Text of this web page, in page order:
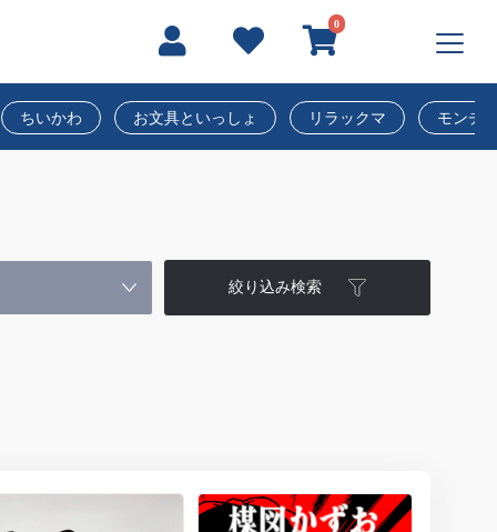
0
ちいかわ お文具といっしょ リラックマ モンチ
絞り込み検索